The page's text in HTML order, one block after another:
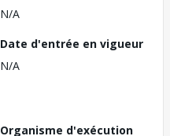
N/A
Date d'entrée en vigueur
N/A
Organisme d'exécution